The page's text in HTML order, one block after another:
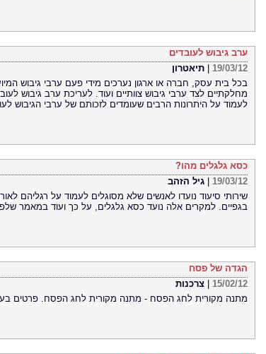
ערב גיבוש לעובדים
19/03/12
תיאטרון
בכל בית עסק, חברה או ארגון נערכים מידי פעם ערבי גיבוש
מחלקתיים לצד ערבי גיבוש צוותיים ועוד. לעריכת ערב גיבוש
לעמוד על היתרונות הרבים שעומדים לזכותם של ערבי הגיבוש
כסא גלגלים מהו?
19/03/12
גיל הזהב
שירותי סיעוד נועדו לאנשים שלא מסוגלים לעמוד על רגליהם
בגפיים. למקרים אלה נועד כסא גלגלים, על כך ועוד במאמר
הגדה של פסח
15/02/12
צרכנות
מתנה מקורית לחג הפסח - מתנה מקורית לחג הפסח. פרטים